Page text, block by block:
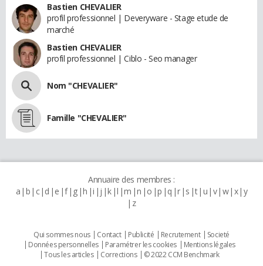
Bastien CHEVALIER
profil professionnel | Deveryware - Stage etude de
marché
Bastien CHEVALIER
profil professionnel | Ciblo - Seo manager
Nom "CHEVALIER"
Famille "CHEVALIER"
Annuaire des membres :
a b c d e f g h i j k l m n o p q r s t u v w x y
z
Qui sommes nous Contact Publicité Recrutement
Societé
Données personnelles
Paramétrer les cookies
Mentions légales
Tous les articles
Corrections © 2022 CCM Benchmark